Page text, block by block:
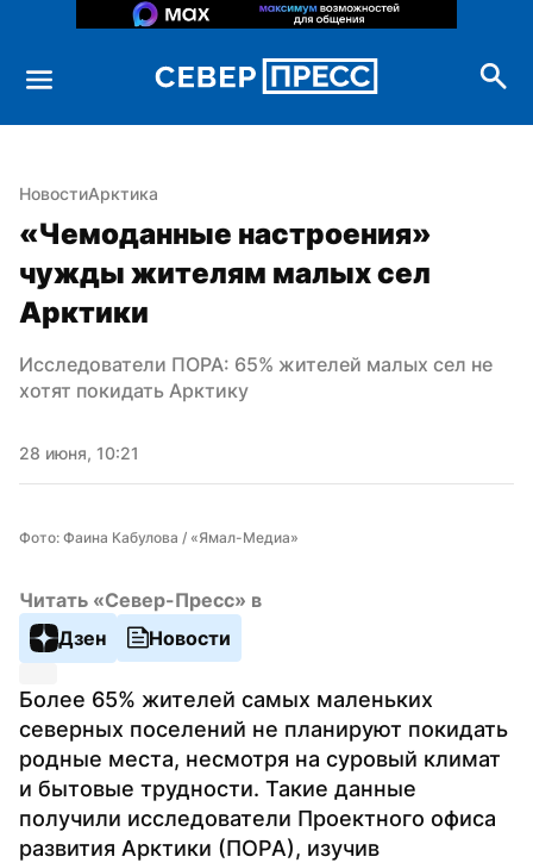
НовостиАрктика
«Чемоданные настроения»
чужды жителям малых сел
Арктики
Исследователи ПОРА: 65% жителей малых сел не
хотят покидать Арктику
28 июня, 10:21
Фото: Фаина Кабулова / «Ямал-Медиа»
Читать «Север-Пресс» в
Дзен
Новости
Более 65% жителей самых маленьких
северных поселений не планируют покидать
родные места, несмотря на суровый климат
и бытовые трудности. Такие данные
получили исследователи Проектного офиса
развития Арктики (ПОРА), изучив